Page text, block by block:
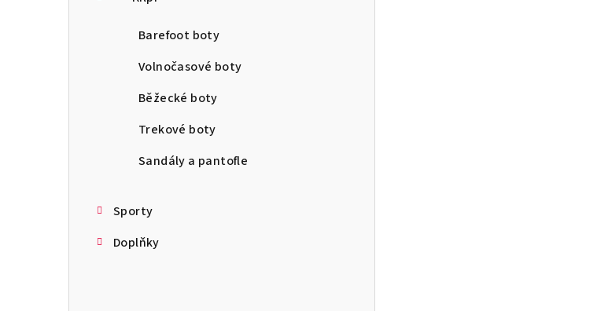
Barefoot boty
Volnočasové boty
Běžecké boty
Trekové boty
Sandály a pantofle
Sporty
Doplňky